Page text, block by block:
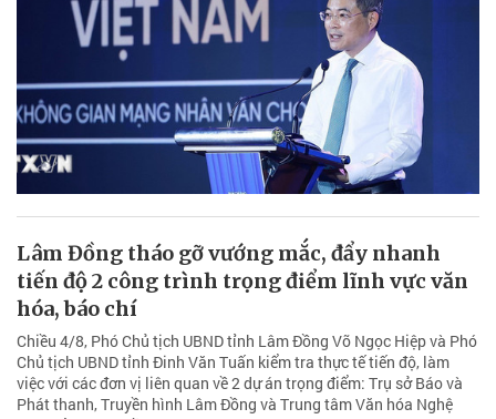
Lâm Đồng tháo gỡ vướng mắc, đẩy nhanh
tiến độ 2 công trình trọng điểm lĩnh vực văn
hóa, báo chí
Chiều 4/8, Phó Chủ tịch UBND tỉnh Lâm Đồng Võ Ngọc Hiệp và Phó
Chủ tịch UBND tỉnh Đinh Văn Tuấn kiểm tra thực tế tiến độ, làm
việc với các đơn vị liên quan về 2 dự án trọng điểm: Trụ sở Báo và
Phát thanh, Truyền hình Lâm Đồng và Trung tâm Văn hóa Nghệ